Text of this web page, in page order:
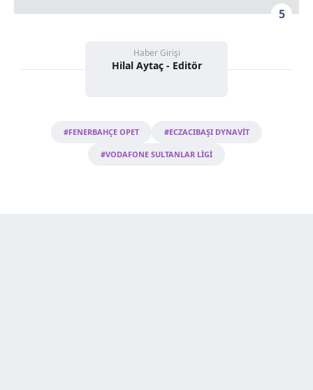
5
Haber Girişi
Hilal Aytaç - Editör
#FENERBAHÇE OPET #ECZACIBAŞI DYNAVİT
#VODAFONE SULTANLAR LİGİ